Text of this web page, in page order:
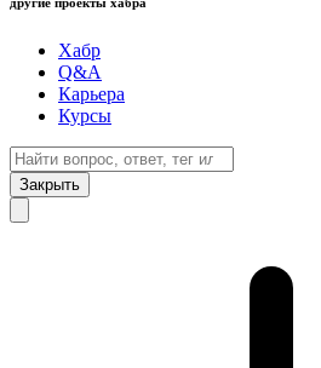
Хабр
Q&A
Карьера
Курсы
Закрыть